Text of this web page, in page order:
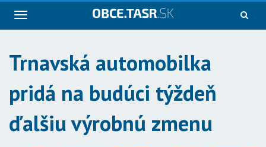
Navigácia
Trnavská automobilka
pridá na budúci týždeň
ďalšiu výrobnú zmenu